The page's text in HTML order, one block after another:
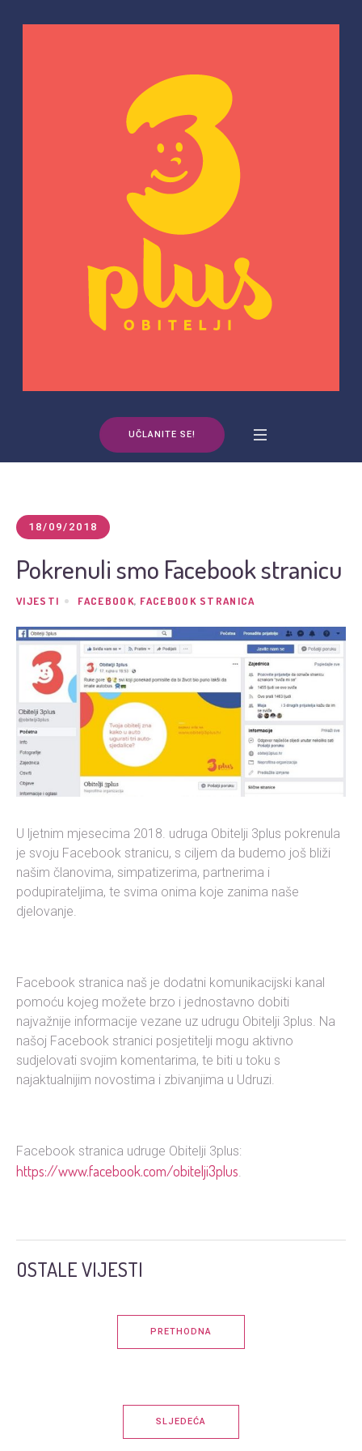
UČLANITE SE!
18/09/2018
Pokrenuli smo Facebook stranicu
VIJESTI FACEBOOK, FACEBOOK STRANICA
U ljetnim mjesecima 2018. udruga Obitelji 3plus pokrenula
je svoju Facebook stranicu, s ciljem da budemo još bliži
našim članovima, simpatizerima, partnerima i
podupirateljima, te svima onima koje zanima naše
djelovanje.
Facebook stranica naš je dodatni komunikacijski kanal
pomoću kojeg možete brzo i jednostavno dobiti
najvažnije informacije vezane uz udrugu Obitelji 3plus. Na
našoj Facebook stranici posjetitelji mogu aktivno
sudjelovati svojim komentarima, te biti u toku s
najaktualnijim novostima i zbivanjima u Udruzi.
Facebook stranica udruge Obitelji 3plus:
https://www.facebook.com/obitelji3plus.
OSTALE VIJESTI
PRETHODNA
SLJEDEĆA